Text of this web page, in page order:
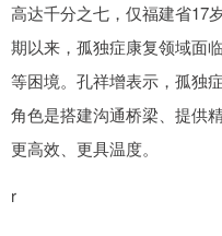
高达千分之七，仅福建省17
期以来，孤独症康复领域面
等困境。孔祥增表示，孤独
角色是搭建沟通桥梁、提供
更高效、更具温度。
r